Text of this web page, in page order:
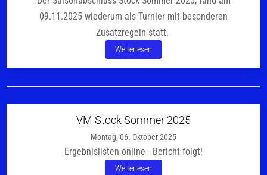
09.11.2025 wiederum als Turnier mit besonderen
Zusatzregeln statt.
Weiterlesen
VM Stock Sommer 2025
Montag, 06. Oktober 2025
Ergebnislisten online - Bericht folgt!
Weiterlesen